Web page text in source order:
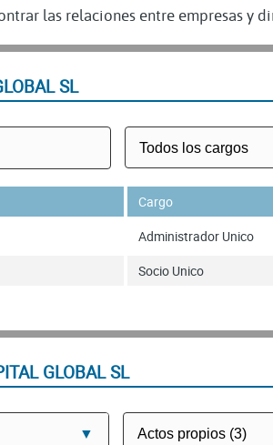
las relaciones entre empresas y
SL
Cargo
Administrador Unico
Socio Unico
GLOBAL SL